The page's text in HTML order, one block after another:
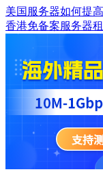
美国服务器如何提
香港免备案服务器